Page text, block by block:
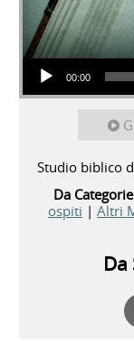
Audio Player
00:00
Studio biblico
Da
ospiti | Altri
Da